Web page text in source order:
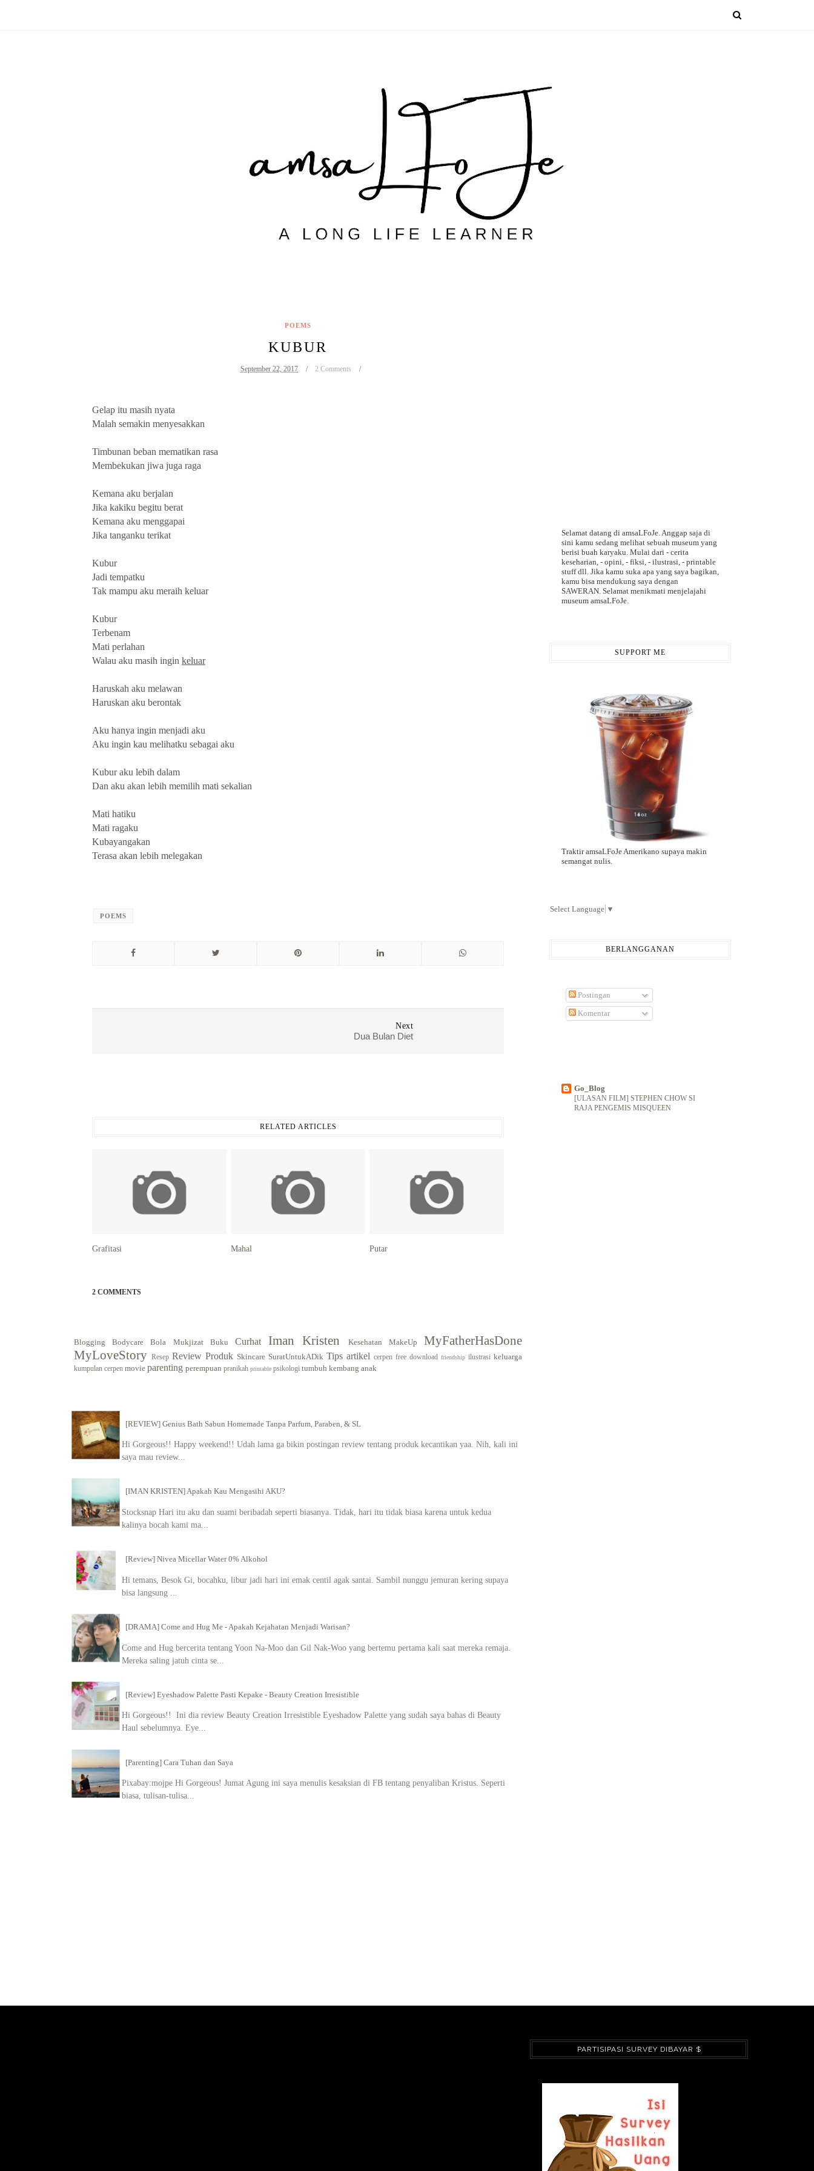
POEMS
KUBUR
September 22, 2017 2 Comments
Gelap itu masih nyata
Malah semakin menyesakkan
Timbunan beban mematikan rasa
Membekukan jiwa juga raga
Kemana aku berjalan
Jika kakiku begitu berat
Kemana aku menggapai
Jika tanganku terikat
Kubur
Jadi tempatku
Tak mampu aku meraih keluar
Kubur
Terbenam
Mati perlahan
Walau aku masih ingin keluar
Haruskah aku melawan
Haruskan aku berontak
Aku hanya ingin menjadi aku
Aku ingin kau melihatku sebagai aku
Kubur aku lebih dalam
Dan aku akan lebih memilih mati sekalian
Mati hatiku
Mati ragaku
Kubayangakan
Terasa akan lebih melegakan
POEMS
Next
Dua Bulan Diet
RELATED ARTICLES
Grafitasi Mahal Putar
2 COMMENTS
Blogging Bodycare Bola Mukjizat Buku Curhat Iman Kristen Kesehatan MakeUp
MyFatherHasDone
MyLoveStory Resep Review Produk Skincare SuratUntukADik Tips artikel cerpen free download friendship ilustrasi keluarga
kumpulan cerpen movie parenting perempuan pranikah printable psikologi tumbuh kembang anak
[REVIEW] Genius Bath Sabun Homemade Tanpa Parfum, Paraben, & SL
Hi Gorgeous!! Happy weekend!! Udah lama ga bikin postingan review tentang produk kecantikan yaa. Nih, kali ini
saya mau review...
[IMAN KRISTEN] Apakah Kau Mengasihi AKU?
Stocksnap Hari itu aku dan suami beribadah seperti biasanya. Tidak, hari itu tidak biasa karena untuk kedua
kalinya bocah kami ma...
[Review] Nivea Micellar Water 0% Alkohol
Hi temans, Besok Gi, bocahku, libur jadi hari ini emak centil agak santai. Sambil nunggu jemuran kering supaya
bisa langsung ...
[DRAMA] Come and Hug Me - Apakah Kejahatan Menjadi Warisan?
Come and Hug bercerita tentang Yoon Na-Moo dan Gil Nak-Woo yang bertemu pertama kali saat mereka remaja.
Mereka saling jatuh cinta se...
[Review] Eyeshadow Palette Pasti Kepake - Beauty Creation Irresistible
Hi Gorgeous!! Ini dia review Beauty Creation Irresistible Eyeshadow Palette yang sudah saya bahas di Beauty
Haul sebelumnya. Eye...
[Parenting] Cara Tuhan dan Saya
Pixabay:mojpe Hi Gorgeous! Jumat Agung ini saya menulis kesaksian di FB tentang penyaliban Kristus. Seperti
biasa, tulisan-tulisa...
Selamat datang di amsaLFoJe. Anggap saja di
sini kamu sedang melihat sebuah museum yang
berisi buah karyaku. Mulai dari - cerita
keseharian, - opini, - fiksi, - ilustrasi, - printable
stuff dll. Jika kamu suka apa yang saya bagikan,
kamu bisa mendukung saya dengan
SAWERAN. Selamat menikmati menjelajahi
museum amsaLFoJe.
SUPPORT ME
Traktir amsaLFoJe Amerikano supaya makin
semangat nulis.
Select Language ▼
BERLANGGANAN
Postingan
Komentar
Go_Blog
[ULASAN FILM] STEPHEN CHOW SI
RAJA PENGEMIS MISQUEEN
PARTISIPASI SURVEY DIBAYAR $